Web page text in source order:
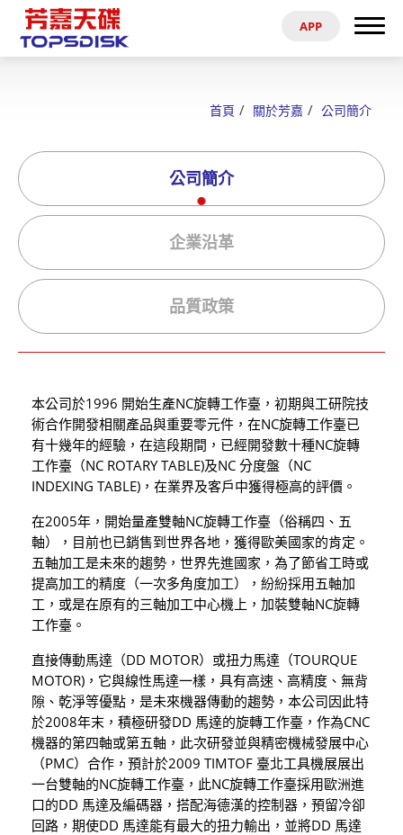
APP
首頁 關於芳嘉 公司簡介
公司簡介
企業沿革
品質政策
本公司於1996 開始生產NC旋轉工作臺，初期與工研院技
術合作開發相關產品與重要零元件，在NC旋轉工作臺已
有十幾年的經驗，在這段期間，已經開發數十種NC旋轉
工作臺（NC ROTARY TABLE)及NC 分度盤（NC
INDEXING TABLE)，在業界及客戶中獲得極高的評價。
在2005年，開始量產雙軸NC旋轉工作臺（俗稱四、五
軸），目前也已銷售到世界各地，獲得歐美國家的肯定。
五軸加工是未來的趨勢，世界先進國家，為了節省工時或
提高加工的精度（一次多角度加工），紛紛採用五軸加
工，或是在原有的三軸加工中心機上，加裝雙軸NC旋轉
工作臺。
直接傳動馬達（DD MOTOR）或扭力馬達（TOURQUE
MOTOR)，它與線性馬達一樣，具有高速、高精度、無背
隙、乾淨等優點，是未來機器傳動的趨勢，本公司因此特
於2008年末，積極研發DD 馬達的旋轉工作臺，作為CNC
機器的第四軸或第五軸，此次研發並與精密機械發展中心
（PMC）合作，預計於2009 TIMTOF 臺北工具機展展出
一台雙軸的NC旋轉工作臺，此NC旋轉工作臺採用歐洲進
口的DD 馬達及編碼器，搭配海德漢的控制器，預留冷卻
回路，期使DD 馬達能有最大的扭力輸出，並將DD 馬達
搜尋
電子型錄
聯絡我們
繁體中文 English
0